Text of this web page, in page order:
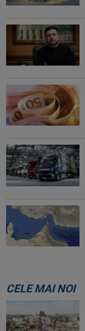
CELE MAI NOI